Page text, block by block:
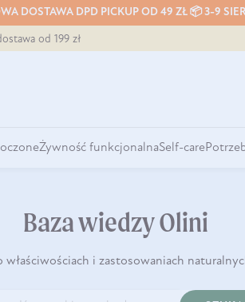
DOSTAWA DPD PICKUP OD 49 ZŁ 📦 3-9
od 199 zł
Żywność funkcjonalnaSelf-care
Baza wiedzy Olini
właściwościach i zastosowaniach